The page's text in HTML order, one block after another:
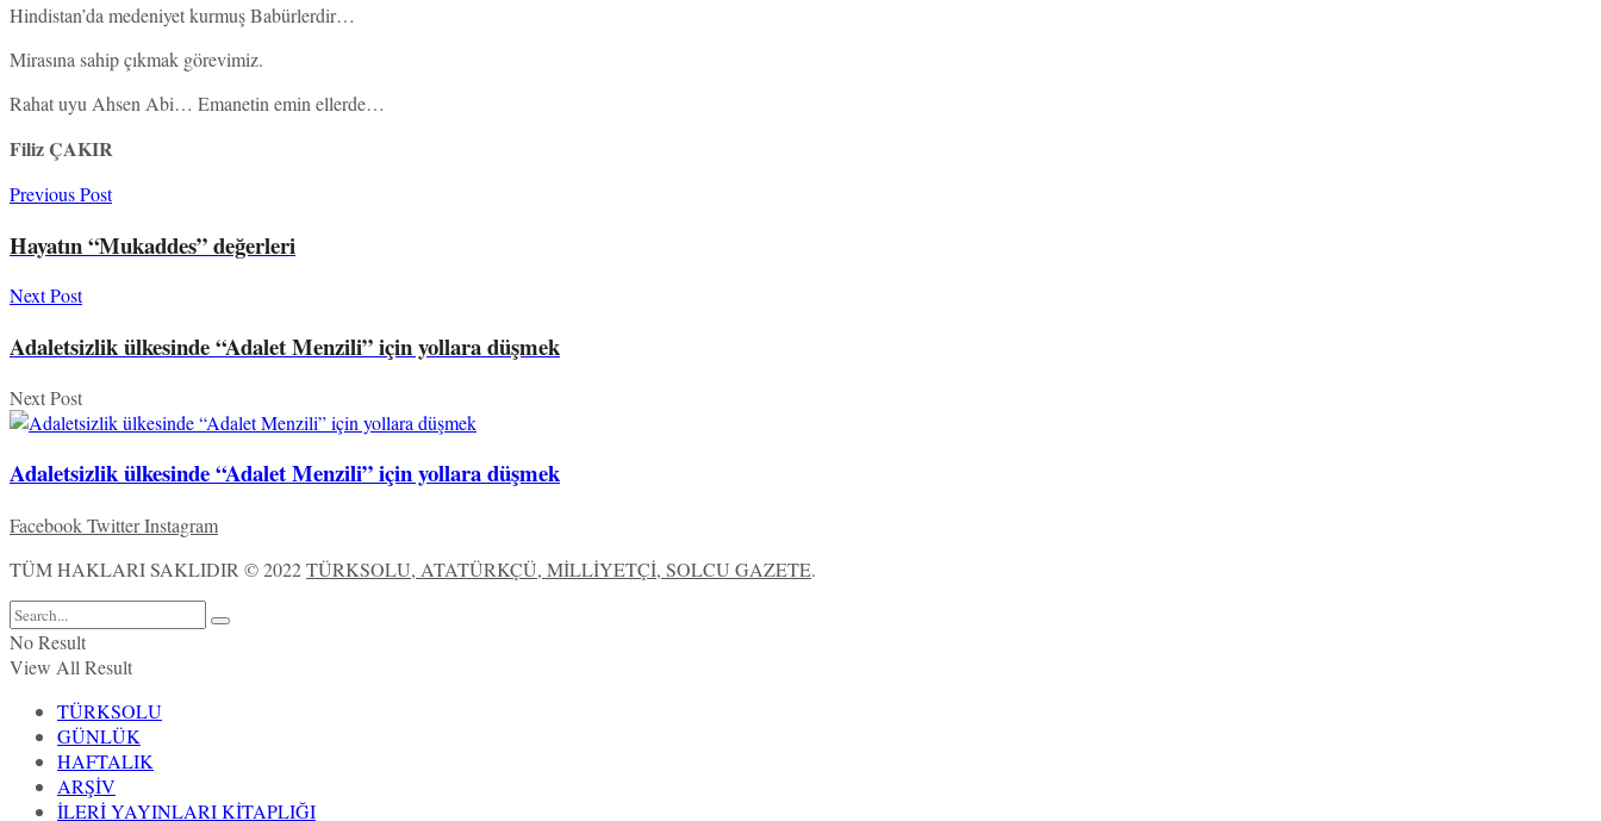
Hindistan’da medeniyet kurmuş Babürlerdir…
Mirasına sahip çıkmak görevimiz.
Rahat uyu Ahsen Abi… Emanetin emin ellerde…
Filiz ÇAKIR
Previous Post
Hayatın “Mukaddes” değerleri
Next Post
Adaletsizlik ülkesinde “Adalet Menzili” için yollara düşmek
Next Post
Adaletsizlik ülkesinde “Adalet Menzili” için yollara düşmek
FacebookTwitterInstagram
TÜM HAKLARI SAKLIDIR © 2022TÜRKSOLU, ATATÜRKÇÜ, MİLLİYETÇİ, SOLCU GAZETE.
No Result
View All Result
TÜRKSOLU
GÜNLÜK
HAFTALIK
ARŞİV
İLERİ YAYINLARI KİTAPLIĞI